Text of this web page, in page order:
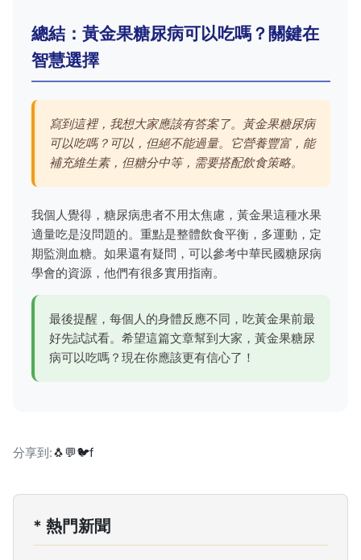
總結：黃金果糖尿病可以吃嗎？關鍵在
智慧選擇
寫到這裡，我想大家應該有答案了。黃金果糖尿病
可以吃嗎？可以，但絕不能過量。它營養豐富，能
補充維生素，但糖分中等，需要搭配飲食策略。
我個人覺得，糖尿病患者不用太焦慮，黃金果這種水果
適量吃是沒問題的。重點是整體飲食平衡，多運動，定
期監測血糖。如果還有疑問，可以參考中華民國糖尿病
學會的資源，他們有很多實用指南。
最後提醒，每個人的身體反應不同，吃黃金果前最
好先試試看。希望這篇文章幫到大家，黃金果糖尿
病可以吃嗎？現在你應該更有信心了！
分享到:🐧💬🐦f
* 熱門新聞